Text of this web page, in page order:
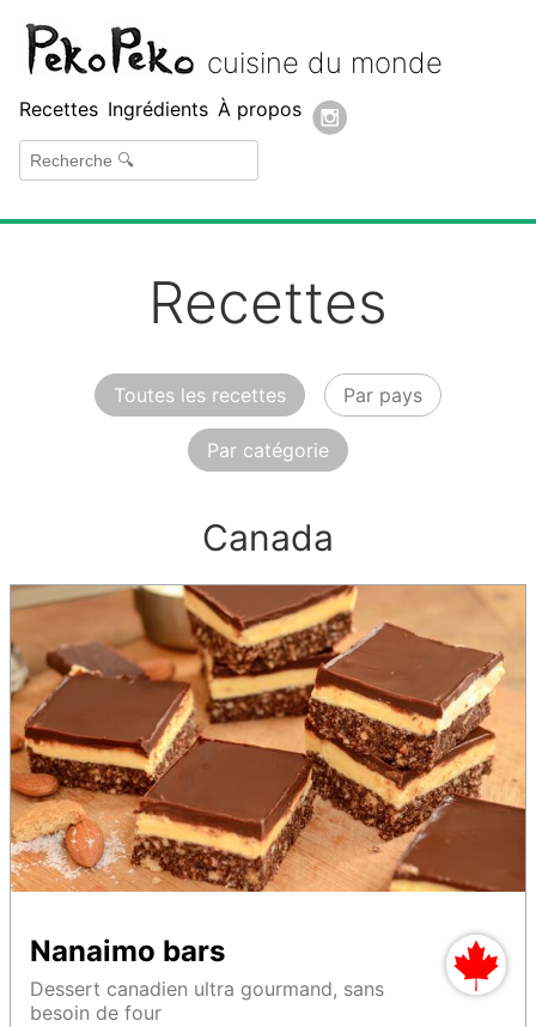
Peko Peko
cuisine du monde
Recettes Ingrédients À propos
Recettes
Toutes les recettes Par pays
Par catégorie
Canada
Nanaimo bars
Dessert canadien ultra gourmand, sans
besoin de four